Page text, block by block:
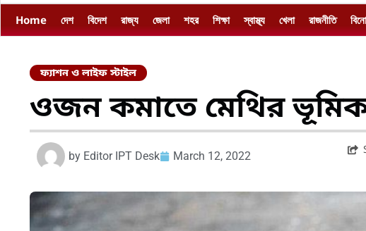
Home দেশ বিদেশ রাজ্য জেলা শহর শিক্ষা স্বাস্থ্য খেলা রাজনীতি
ফ্যাশন ও লাইফ স্টাইল
ওজন কমাতে মেথির
by Editor IPT Desk March 12, 2022